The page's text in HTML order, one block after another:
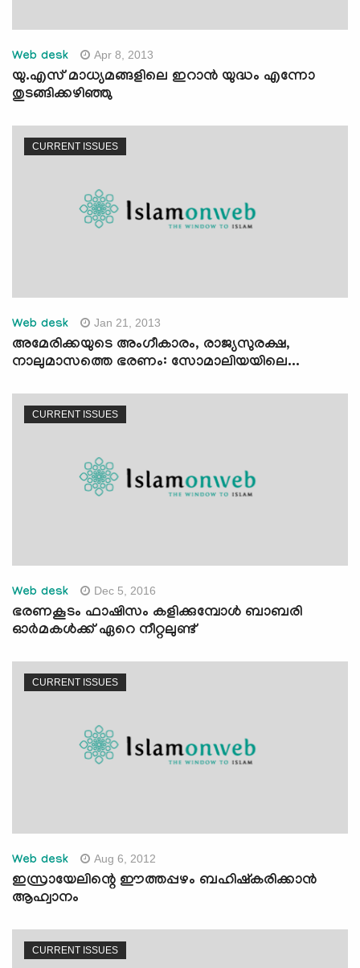
Web desk Apr 8, 2013
യു.എസ് മാധ്യമങ്ങളിലെ ഇറാന്‍ യുദ്ധം എന്നോ
തുടങ്ങിക്കഴിഞ്ഞു
CURRENT ISSUES
Web desk Jan 21, 2013
അമേരിക്കയുടെ അംഗീകാരം, രാജ്യസുരക്ഷ,
നാലുമാസത്തെ ഭരണം: സോമാലിയയിലെ...
CURRENT ISSUES
Web desk Dec 5, 2016
ഭരണകൂടം ഫാഷിസം കളിക്കുമ്പോള്‍ ബാബരി
ഓര്‍മകള്‍ക്ക് ഏറെ നീറ്റലുണ്ട്‌
CURRENT ISSUES
Web desk Aug 6, 2012
ഇസ്രായേലിന്റെ ഈത്തപ്പഴം ബഹിഷ്‌കരിക്കാന്‍
ആഹ്വാനം
CURRENT ISSUES